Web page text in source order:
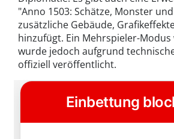
"Anno 1503: Schätze, Monster
zusätzliche Gebäude,
hinzufügt. Ein Mehrspieler-Modus
wurde jedoch aufgrund
offiziell veröffentlicht.